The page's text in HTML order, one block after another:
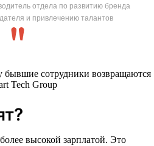
отдела по развитию бренда
и привлечению талантов
высокой зарплатой. Это